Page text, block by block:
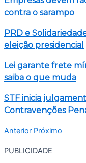
contra o sarampo
PRD e
eleição presidencial
Lei garante frete
saiba o que muda
STF inicia
Contravenções
Anterior Próximo
PUBLICIDADE